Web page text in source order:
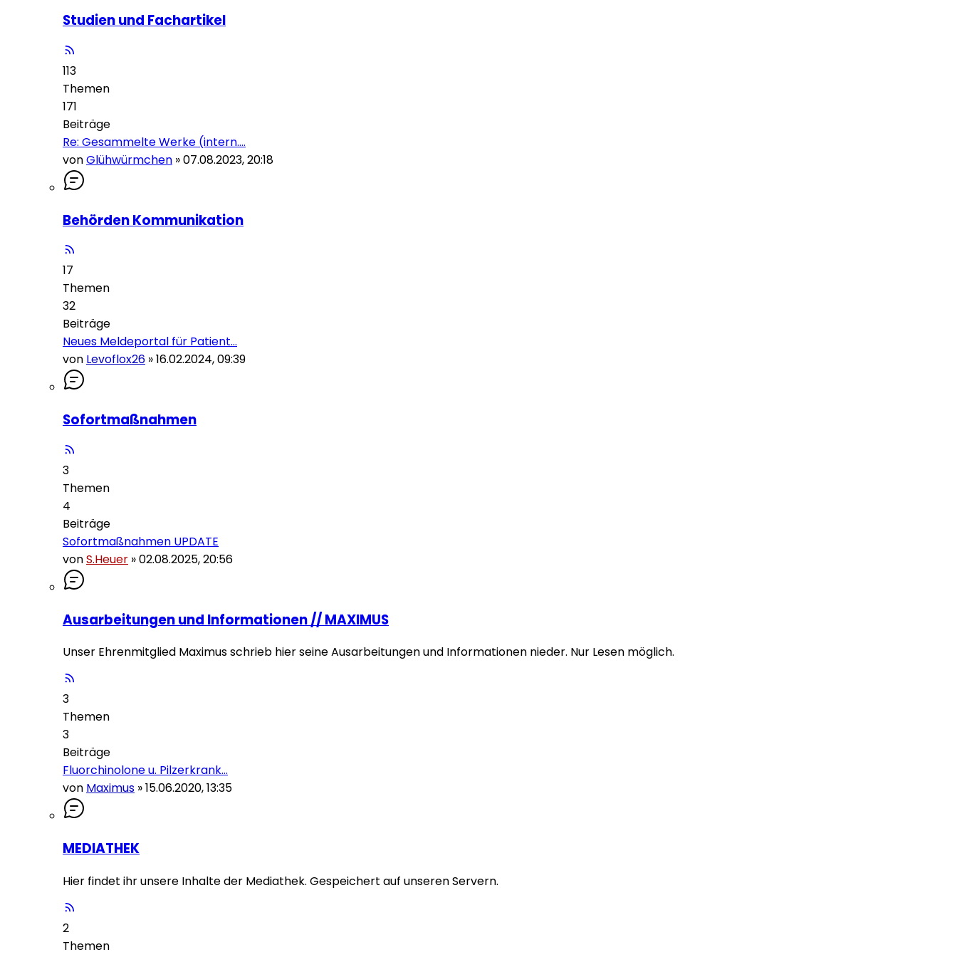
Studien und Fachartikel
113
Themen
171
Beiträge
Re: Gesammelte Werke (intern.…
vonGlühwürmchen »07.08.2023, 20:18
Behörden Kommunikation
17
Themen
32
Beiträge
Neues Meldeportal für Patient…
von Levoflox26 »16.02.2024, 09:39
Sofortmaßnahmen
3
Themen
4
Beiträge
Sofortmaßnahmen UPDATE
vonS.Heuer »02.08.2025, 20:56
Ausarbeitungen und Informationen // MAXIMUS
Unser Ehrenmitglied Maximus schrieb hier seine Ausarbeitungen und Informationen nieder. Nur Lesen möglich.
3
Themen
3
Beiträge
Fluorchinolone u. Pilzerkrank…
von Maximus »15.06.2020, 13:35
MEDIATHEK
Hier findet ihr unsere Inhalte der Mediathek. Gespeichert auf unseren Servern.
2
Themen